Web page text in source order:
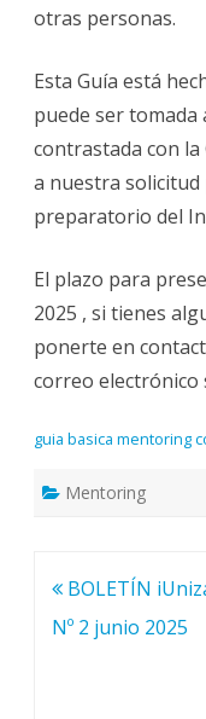
otras personas.
Esta Guía está
puede ser tomada
contrastada con
a nuestra
preparatorio del
El plazo para
2025 , si tienes
ponerte en
correo electrónico
guia basica mentoring
Mentoring
Navegación
de
BOLETÍN
Nº 2 junio 2025